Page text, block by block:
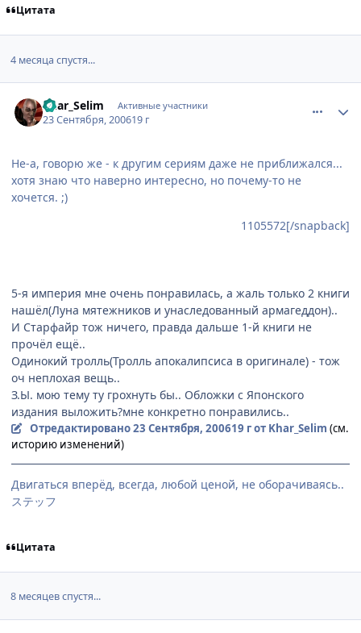
Цитата
4 месяца спустя...
Khar_Selim Активные участники
23 Сентября, 200619 г
Не-а, говорю же - к другим сериям даже не приближался...
хотя знаю что наверно интересно, но почему-то не
хочется. ;)
1105572[/snapback]
5-я империя мне очень понравилась, а жаль только 2 книги
нашёл(Луна мятежников и унаследованный армагеддон)..
И Старфайр тож ничего, правда дальше 1-й книги не
прочёл ещё..
Одинокий тролль(Тролль апокалипсиса в оригинале) - тож
оч неплохая вещь..
З.Ы. мою тему ту грохнуть бы.. Обложки с Японского
издания выложить?мне конкретно понравились..
Отредактировано23 Сентября, 200619 гот Khar_Selim (см.
историю изменений)
Двигаться вперёд, всегда, любой ценой, не оборачиваясь..
ステッフ
Цитата
8 месяцев спустя...